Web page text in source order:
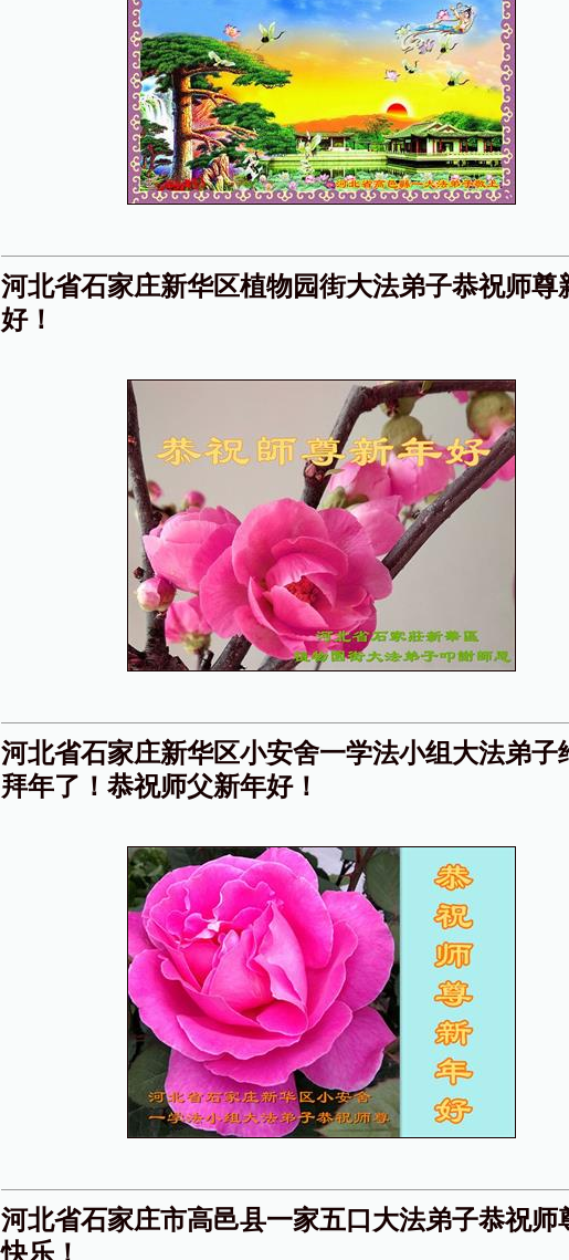
河北省石家庄新华区植物园街大法弟子恭祝师尊
好！
河北省石家庄新华区小安舍一学法小组大法弟子
拜年了！恭祝师父新年好！
河北省石家庄市高邑县一家五口大法弟子恭祝师
快乐！